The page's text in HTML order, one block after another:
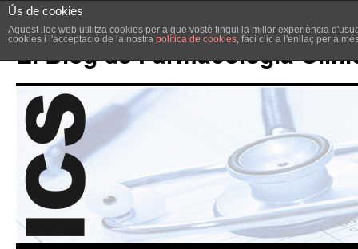
Ús de cookies
Aquest lloc web utilitza cookies per a que vostè tingui la millor experiència
cookies i l'acceptació de la nostra política de cookies, faci clic a l'enllaç per a
El Blog de Farmacología